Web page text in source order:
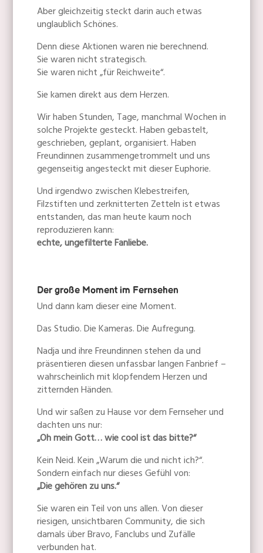
Aber gleichzeitig steckt darin auch etwas
unglaublich Schönes.
Denn diese Aktionen waren nie berechnend.
Sie waren nicht strategisch.
Sie waren nicht „für Reichweite“.
Sie kamen direkt aus dem Herzen.
Wir haben Stunden, Tage, manchmal Wochen in
solche Projekte gesteckt. Haben gebastelt,
geschrieben, geplant, organisiert. Haben
Freundinnen zusammengetrommelt und uns
gegenseitig angesteckt mit dieser Euphorie.
Und irgendwo zwischen Klebestreifen,
Filzstiften und zerknitterten Zetteln ist etwas
entstanden, das man heute kaum noch
reproduzieren kann:
echte, ungefilterte Fanliebe.
Der große Moment im Fernsehen
Und dann kam dieser eine Moment.
Das Studio. Die Kameras. Die Aufregung.
Nadja und ihre Freundinnen stehen da und
präsentieren diesen unfassbar langen Fanbrief –
wahrscheinlich mit klopfendem Herzen und
zitternden Händen.
Und wir saßen zu Hause vor dem Fernseher und
dachten uns nur:
„Oh mein Gott… wie cool ist das bitte?“
Kein Neid. Kein „Warum die und nicht ich?“.
Sondern einfach nur dieses Gefühl von:
„Die gehören zu uns.“
Sie waren ein Teil von uns allen. Von dieser
riesigen, unsichtbaren Community, die sich
damals über Bravo, Fanclubs und Zufälle
verbunden hat.